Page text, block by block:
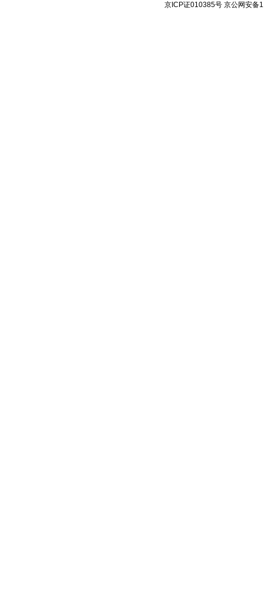
京ICP证010385号 京公网安备